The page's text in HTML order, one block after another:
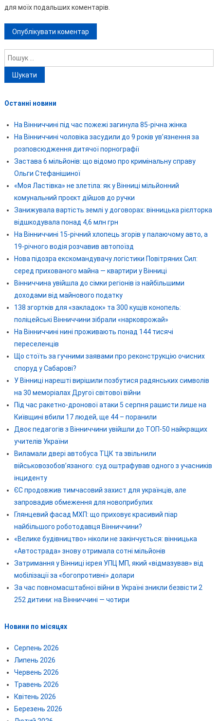
для моїх подальших коментарів.
Пошук:
Останні новини
На Вінниччині під час пожежі загинула 85-річна жінка
На Вінниччині чоловіка засудили до 9 років ув’язнення за
розповсюдження дитячої порнографії
Застава 6 мільйонів: що відомо про кримінальну справу
Ольги Стефанішиної
«Моя Ластівка» не злетіла: як у Вінниці мільйонний
комунальний проєкт дійшов до ручки
Занижувала вартість землі у договорах: вінницька рієлторка
відшкодувала понад 4,6 млн грн
На Вінниччині 15-річний хлопець згорів у палаючому авто, а
19-річного водія розчавив автопоїзд
Нова підозра екскомандувачу логістики Повітряних Сил:
серед прихованого майна — квартири у Вінниці
Вінниччина увійшла до сімки регіонів із найбільшими
доходами від майнового податку
138 згортків для «закладок» та 300 кущів конопель:
поліцейські Вінниччини зібрали «нарковрожай»
На Вінниччині нині проживають понад 144 тисячі
переселенців
Що стоїть за гучними заявами про реконструкцію очисних
споруд у Сабарові?
У Вінниці нарешті вирішили позбутися радянських символів
на 30 меморіалах Другої світової війни
Під час ракетно-дронової атаки 5 серпня рашисти лише на
Київщині вбили 17 людей, ще 44 – поранили
Двоє педагогів з Вінниччини увійшли до ТОП-50 найкращих
учителів України
Виламали двері автобуса ТЦК та звільнили
військовозобов’язаного: суд оштрафував одного з учасників
інциденту
ЄС продовжив тимчасовий захист для українців, але
запровадив обмеження для новоприбулих
Глянцевий фасад МХП: що приховує красивий піар
найбільшого роботодавця Вінниччини?
«Велике будівництво» ніколи не закінчується: вінницька
«Автострада» знову отримала сотні мільйонів
Затримання у Вінниці ієрея УПЦ МП, який «відмазував» від
мобілізації за «богопротивні» долари
За час повномасштабної війни в Україні зникли безвісти 2
252 дитини: на Вінниччині — чотири
Новини по місяцях
Серпень 2026
Липень 2026
Червень 2026
Травень 2026
Квітень 2026
Березень 2026